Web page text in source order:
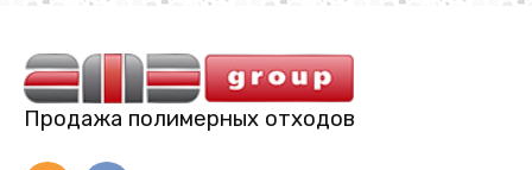
Продажа полимерных отходов